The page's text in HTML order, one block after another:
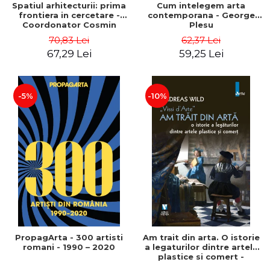
Spatiul arhitecturii: prima
frontiera in cercetare -
Coordonator Cosmin
70,83 Lei
67,29 Lei
Cum intelegem arta
contemporana - George
Plesu
62,37 Lei
59,25 Lei
-5%
PropagArta - 300 artisti
romani - 1990 – 2020
-10%
Am trait din arta. O istorie
a legaturilor dintre artele
plastice si comert -